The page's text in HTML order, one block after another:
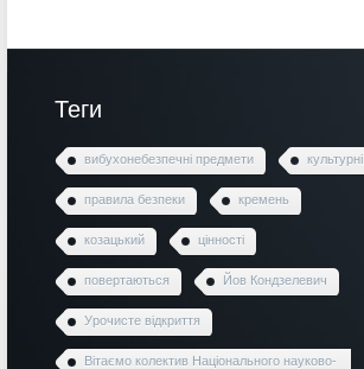
Теги
вибухонебезпечні предмети культурні
правила безпеки кремень
козацький цінності
повертаються Йов Кондзелевич
Урочисте відкриття
Вітаємо колектив Національного науково-